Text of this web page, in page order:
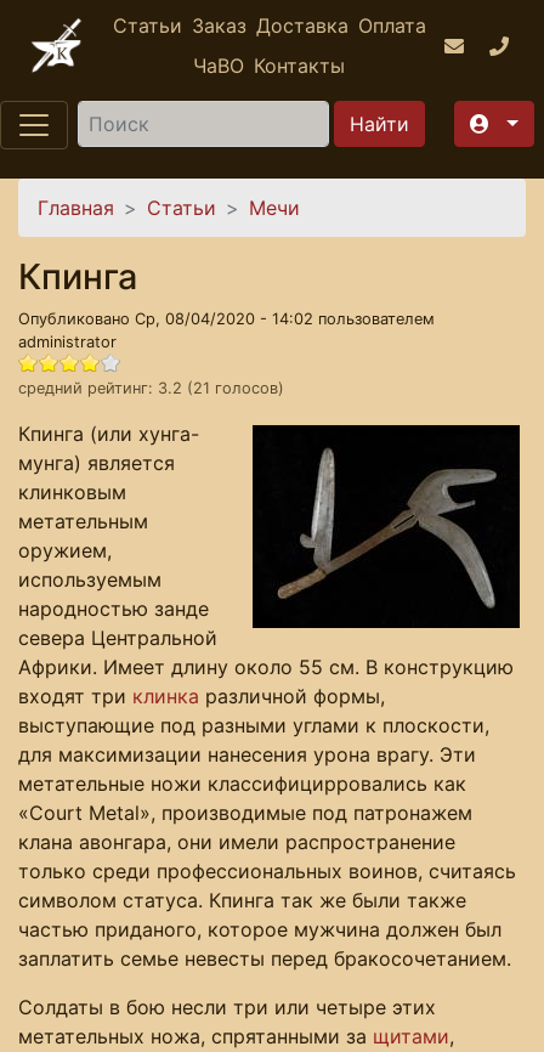
Перейти к основному содержанию
Статьи Заказ Доставка Оплата
ЧаВО Контакты
Найти
Вы здесь
Главная Статьи Мечи
Кпинга
Опубликовано Ср, 08/04/2020 - 14:02 пользователем
administrator
средний рейтинг: 3.2 (21 голосов)
Кпинга (или хунга-
мунга) является
клинковым
метательным
оружием,
используемым
народностью занде
севера Центральной
Африки. Имеет длину около 55 см. В конструкцию
входят три клинка различной формы,
выступающие под разными углами к плоскости,
для максимизации нанесения урона врагу. Эти
метательные ножи классифицирровались как
«Court Metal», производимые под патронажем
клана авонгара, они имели распространение
только среди профессиональных воинов, считаясь
символом статуса. Кпинга так же были также
частью приданого, которое мужчина должен был
заплатить семье невесты перед бракосочетанием.
Солдаты в бою несли три или четыре этих
метательных ножа, спрятанными за щитами,